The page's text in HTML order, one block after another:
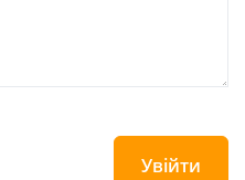
Увійти